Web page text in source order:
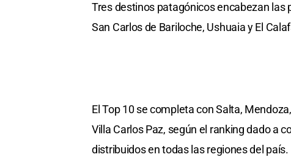
Tres destinos patagónicos encabezan las
San Carlos de Bariloche, Ushuaia y El
El Top 10 se completa con Salta,
Villa Carlos Paz, según el ranking dado a
distribuidos en todas las regiones del país.